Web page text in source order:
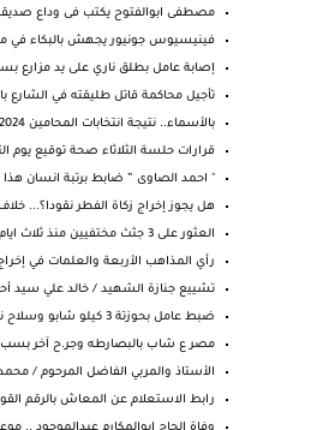
مصطفى ابوالفتوح يكتب فى وداع
فينيسيوس جونيور يجهش بالبكاء في
إصابة عامل بطلق ناري على يد مزارع
تأجيل محاكمة قاتل طليقته في الشارع
بالأسماء.. نتيجة انتخابات المحامين 2024 رسميا على ...
قرارات حلسة الثلاثاء صحة توقيع يوم
" احمد الصاوى ” ضابط برتبة انسان
هل يجوز إخراج زكاة الفطر نقودا؟...
العثور على 3 جثث مختفيين منذ ثلاث ايام بقنا
رأي المذاهب الأربعة والعلمات في
تشييع جنازة الشهيد / خالد علي سيد
ضبط عامل بحوزتة 3 كيلو شابو وسلاح ناري وطلقات بمرك...
مصر ع شاب بالبصارطه وجر.ح آخر بسب
الأستاذ والمربي الفاضل المرحوم /
رابط الاستعلام عن المعاش بالرقم